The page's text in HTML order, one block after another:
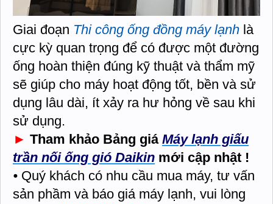
Giai đoạn Thi công ống đồng máy lạnh là
cực kỳ quan trọng để có được một đường
ống hoàn thiện đúng kỹ thuật và thẩm mỹ
sẽ giúp cho máy hoạt động tốt, bền và sử
dụng lâu dài, ít xảy ra hư hỏng về sau khi
sử dụng.
► Tham khảo Bảng giá Máy lạnh giấu
trần nối ống gió Daikin mới cập nhật !
⦁ Quý khách có nhu cầu mua máy, tư vấn
sản phầm và báo giá máy lạnh, vui lòng